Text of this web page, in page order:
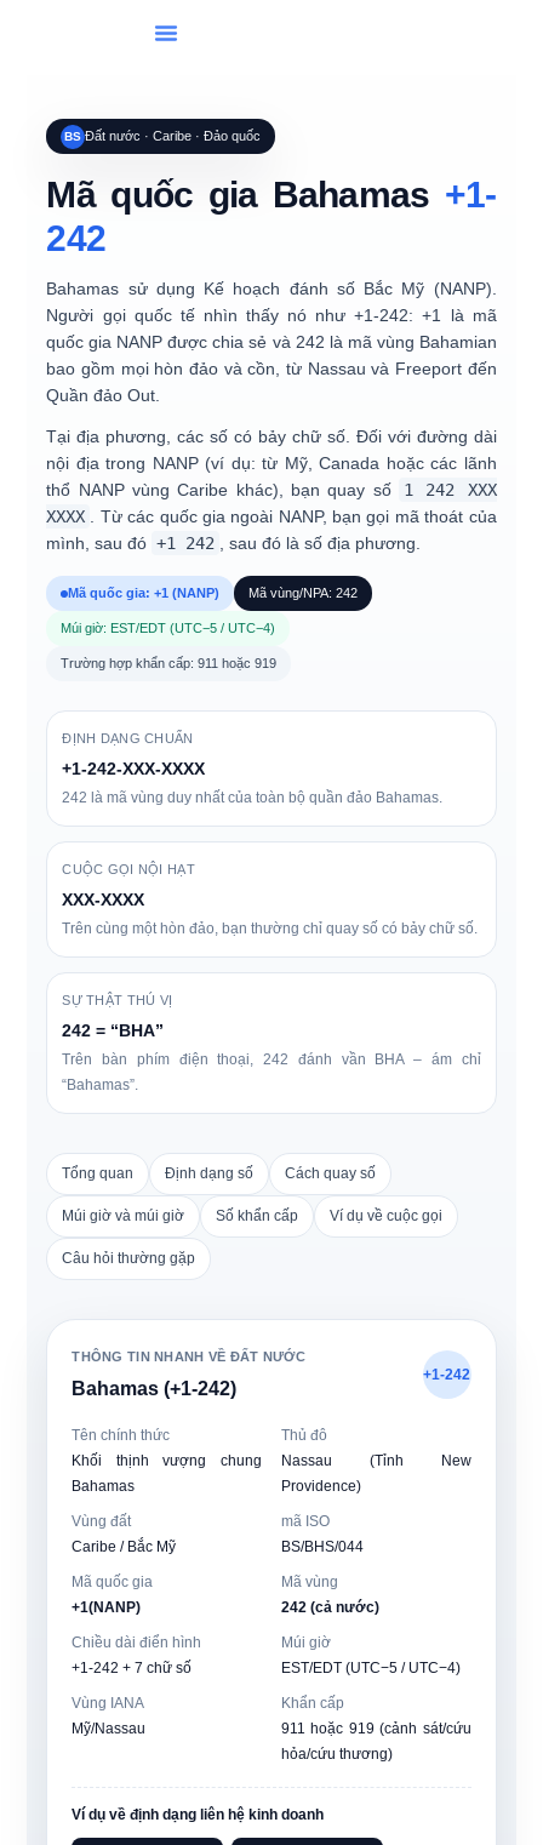
BS Đất nước · Caribe · Đảo quốc
Mã quốc gia Bahamas +1-
242
Bahamas sử dụng Kế hoạch đánh số Bắc Mỹ (NANP)
Người gọi quốc tế nhìn thấy nó như+1-242: +1 là mã
quốc gia NANP được chia sẻ và 242 là mã vùng Bahamian
bao gồm mọi hòn đảo và cồn , từ Nassau và Freeport đến
Quần đảo Out.
Tại địa phương, các số có bảy chữ số. Đối với đường dài
nội địa trong NANP (ví dụ: từ Mỹ, Canada hoặc các lãnh
thổ NANP vùng Caribe khác), bạn quay số
1 242 XXX
XXXX
. Từ các quốc gia ngoài NANP, bạn gọi mã thoát của
mình, sau đó +1 242 , sau đó là số địa phương.
Mã quốc gia: +1 (NANP) Mã vùng/NPA: 242
Múi giờ: EST/EDT (UTC−5 / UTC−4)
Trường hợp khẩn cấp: 911 hoặc 919
ĐỊNH DẠNG CHUẨN
+1-242-XXX-XXXX
242 là mã vùng duy nhất của toàn bộ quần đảo Bahamas.
CUỘC GỌI NỘI HẠT
XXX-XXXX
Trên cùng một hòn đảo, bạn thường chỉ quay số có bảy chữ số.
SỰ THẬT THÚ VỊ
242 = “BHA”
Trên bàn phím điện thoại, 242 đánh vần BHA – ám chỉ
“Bahamas”.
Tổng quan Định dạng số Cách quay số
Múi giờ và múi giờ Số khẩn cấp Ví dụ về cuộc gọi
Câu hỏi thường gặp
THÔNG TIN NHANH VỀ ĐẤT NƯỚC
Bahamas (+1-242)
+1-242
Tên chính thức
Khối thịnh vượng chung
Bahamas
Thủ đô
Nassau (Tỉnh New
Providence)
Vùng đất
Caribe / Bắc Mỹ
mã ISO
BS/BHS/044
Mã quốc gia
+1(NANP)
Mã vùng
242 (cả nước)
Chiều dài điển hình
+1-242 + 7 chữ số
Múi giờ
EST/EDT (UTC−5 / UTC−4)
Vùng IANA
Mỹ/Nassau
Khẩn cấp
911 hoặc 919 (cảnh sát/cứu
hỏa/cứu thương)
Ví dụ về định dạng liên hệ kinh doanh